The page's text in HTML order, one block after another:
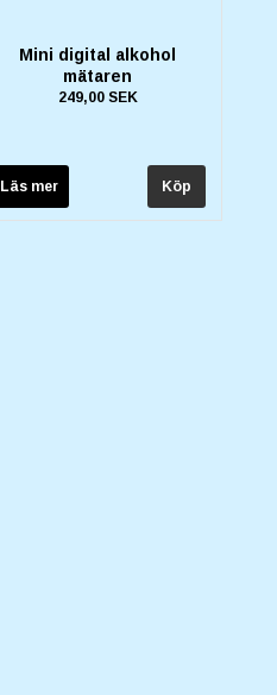
Mini digital alkohol
mätaren
249,00 SEK
Läs mer